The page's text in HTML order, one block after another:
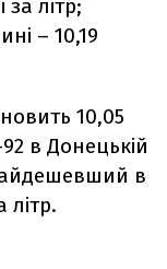
за літр;
– 10,19
10,05
в Донецькій
в
літр.